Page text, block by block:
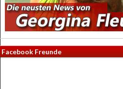
Facebook Freunde